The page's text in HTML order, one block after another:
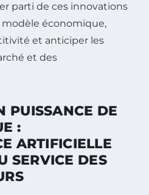
parti de ces innovations
économique,
et anticiper les
et des
PUISSANCE DE
:
ARTIFICIELLE
SERVICE DES